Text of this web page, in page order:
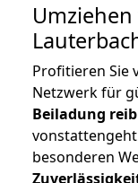
Umziehen
Profitieren Sie
Netzwerk für
Beiladung
besonderen